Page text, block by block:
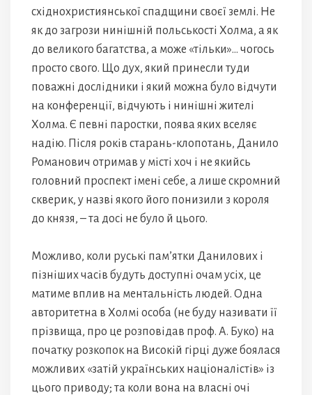
східнохристиянської спадщини своєї землі. Не
як до загрози нинішній польськості Холма, а як
до великого багатства, а може «тільки»… чогось
просто свого. Що дух, який принесли туди
поважні дослідники і який можна було відчути
на конференції, відчують і нинішні жителі
Холма. Є певні паростки, поява яких вселяє
надію. Після років старань-клопотань, Данило
Романович отримав у місті хоч і не якийсь
головний проспект імені себе, а лише скромний
скверик, у назві якого його понизили з короля
до князя, – та досі не було й цього.
Можливо, коли руські пам’ятки Данилових і
пізніших часів будуть доступні очам усіх, це
матиме вплив на ментальність людей. Одна
авторитетна в Холмі особа (не буду називати її
прізвища, про це розповідав проф. А. Буко) на
початку розкопок на Високій гірці дуже боялася
можливих «затій українських націоналістів» із
цього приводу; та коли вона на власні очі